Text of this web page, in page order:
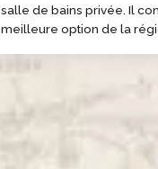
salle de bains privée. Il
meilleure option de la